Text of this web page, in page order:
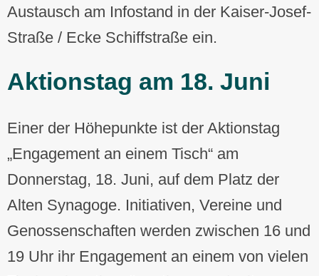
Austausch am Infostand in der Kaiser-Josef-
Straße / Ecke Schiffstraße ein.
Aktionstag am 18. Juni
Einer der Höhepunkte ist der Aktionstag
„Engagement an einem Tisch“ am
Donnerstag, 18. Juni, auf dem Platz der
Alten Synagoge. Initiativen, Vereine und
Genossenschaften werden zwischen 16 und
19 Uhr ihr Engagement an einem von vielen